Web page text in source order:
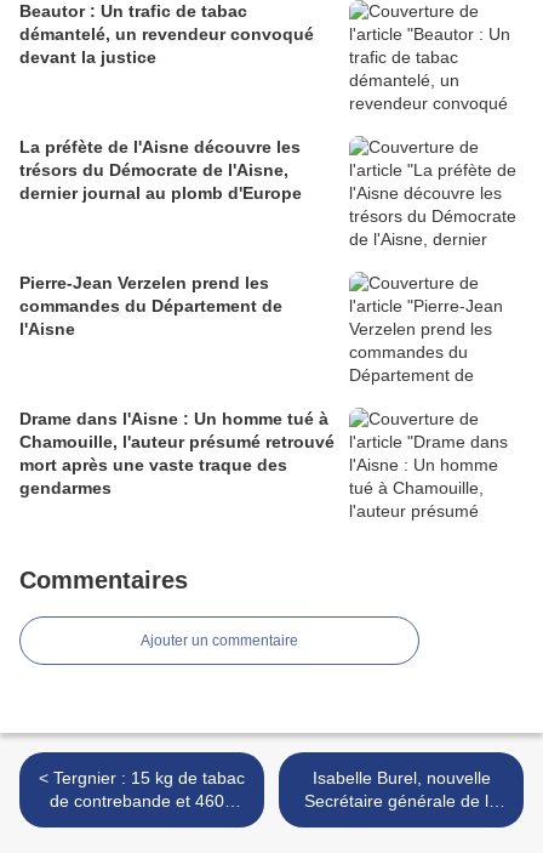
Beautor : Un trafic de tabac
démantelé, un revendeur convoqué
devant la justice
La préfète de l'Aisne découvre les
trésors du Démocrate de l'Aisne,
dernier journal au plomb d'Europe
Pierre-Jean Verzelen prend les
commandes du Département de
l'Aisne
Drame dans l'Aisne : Un homme tué à
Chamouille, l'auteur présumé retrouvé
mort après une vaste traque des
gendarmes
Commentaires
Ajouter un commentaire
< Tergnier : 15 kg de tabac
de contrebande et 4600
euros saisis, deux individus
Isabelle Burel, nouvelle
Secrétaire générale de la
préfecture de l’Aisne et